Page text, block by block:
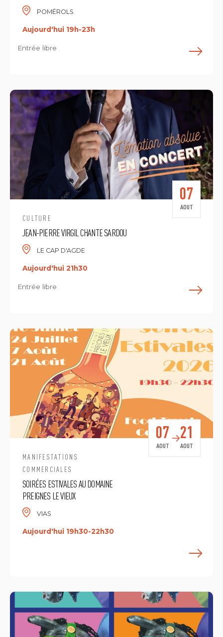
POMÉROLS
Aujourd'hui 19h-23h
Entrée libre
CULTURE
JEAN-PIERRE VIRGIL CHANTE SARDOU
LE CAP D'AGDE
Aujourd'hui 21h30
07
AOUT
Entrée libre
MANIFESTATIONS
COMMERCIALES
SOIRÉES ESTIVALES AU DOMAINE
PREIGNES LE VIEUX
VIAS
Aujourd'hui 19h30-22h30
07
AOUT
21
AOUT